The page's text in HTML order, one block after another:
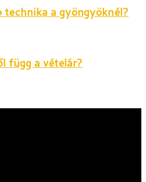
a gyöngyöknél?
függ a vételár?